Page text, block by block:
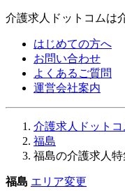
介護求人ドットコムは
はじめての方へ
お問い合わせ
よくあるご質問
運営会社案内
介護求人ドットコ
福島
福島の介護求人特
福島 エリア変更